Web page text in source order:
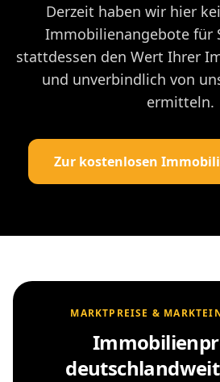
Derzeit haben wir hier
Immobilienangebote für
stattdessen den Wert Ihrer
und unverbindlich von
ermitteln.
Zur kostenlosen
MARKTPREISE &